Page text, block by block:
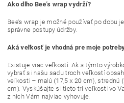
Ako dlho Bee’s wrap vydrží?
Bee’s wrap je možné používať po dobu
správne postupy údržby.
Aká veľkosť je vhodná pre moje
Existuje viac veľkostí. Ak s týmto
vybrať si našu sadu troch veľkostí
veľkosti – malú (17,5 x 20 cm), strednú
cm). Vyskúšajte si tieto tri veľkosti vo
z nich Vám najviac vyhovuje.